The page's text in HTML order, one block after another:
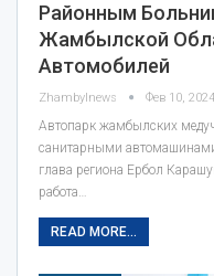
Районным
Жамбылской
Автомобилей
Zhambylnews Фев 10, 2024
Автопарк жамбылских
санитарными
глава региона Ербол
работа…
READ MORE...